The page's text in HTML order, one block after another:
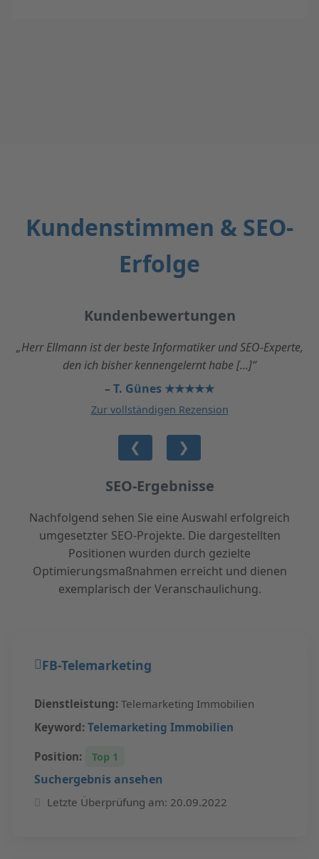
Kundenstimmen & SEO-
Erfolge
Kundenbewertungen
„Herr Ellmann ist der beste Informatiker und SEO-Experte,
den ich bisher kennengelernt habe [...]“
– T. Günes ★★★★★
Zur vollständigen Rezension
❮ ❯
SEO-Ergebnisse
Nachfolgend sehen Sie eine Auswahl erfolgreich
umgesetzter SEO-Projekte. Die dargestellten
Positionen wurden durch gezielte
Optimierungsmaßnahmen erreicht und dienen
exemplarisch der Veranschaulichung.
FB-Telemarketing
Dienstleistung: Telemarketing Immobilien
Keyword: Telemarketing Immobilien
Position: Top 1
Suchergebnis ansehen
Letzte Überprüfung am: 20.09.2022